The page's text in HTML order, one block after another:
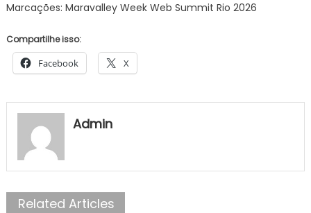
Marcações: Maravalley Week Web Summit Rio 2026
Compartilhe isso:
Facebook X
Admin
Related Articles